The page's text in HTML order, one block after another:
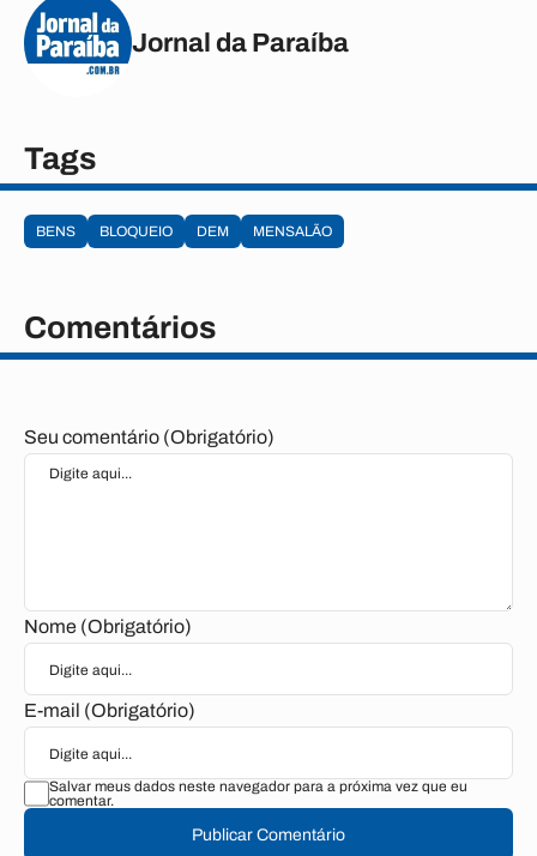
Jornal da Paraíba
Tags
BENS BLOQUEIO DEM MENSALÃO
Comentários
Seu comentário (Obrigatório)
Nome (Obrigatório)
E-mail (Obrigatório)
Salvar meus dados neste navegador para a próxima vez que eu
comentar.
Publicar Comentário